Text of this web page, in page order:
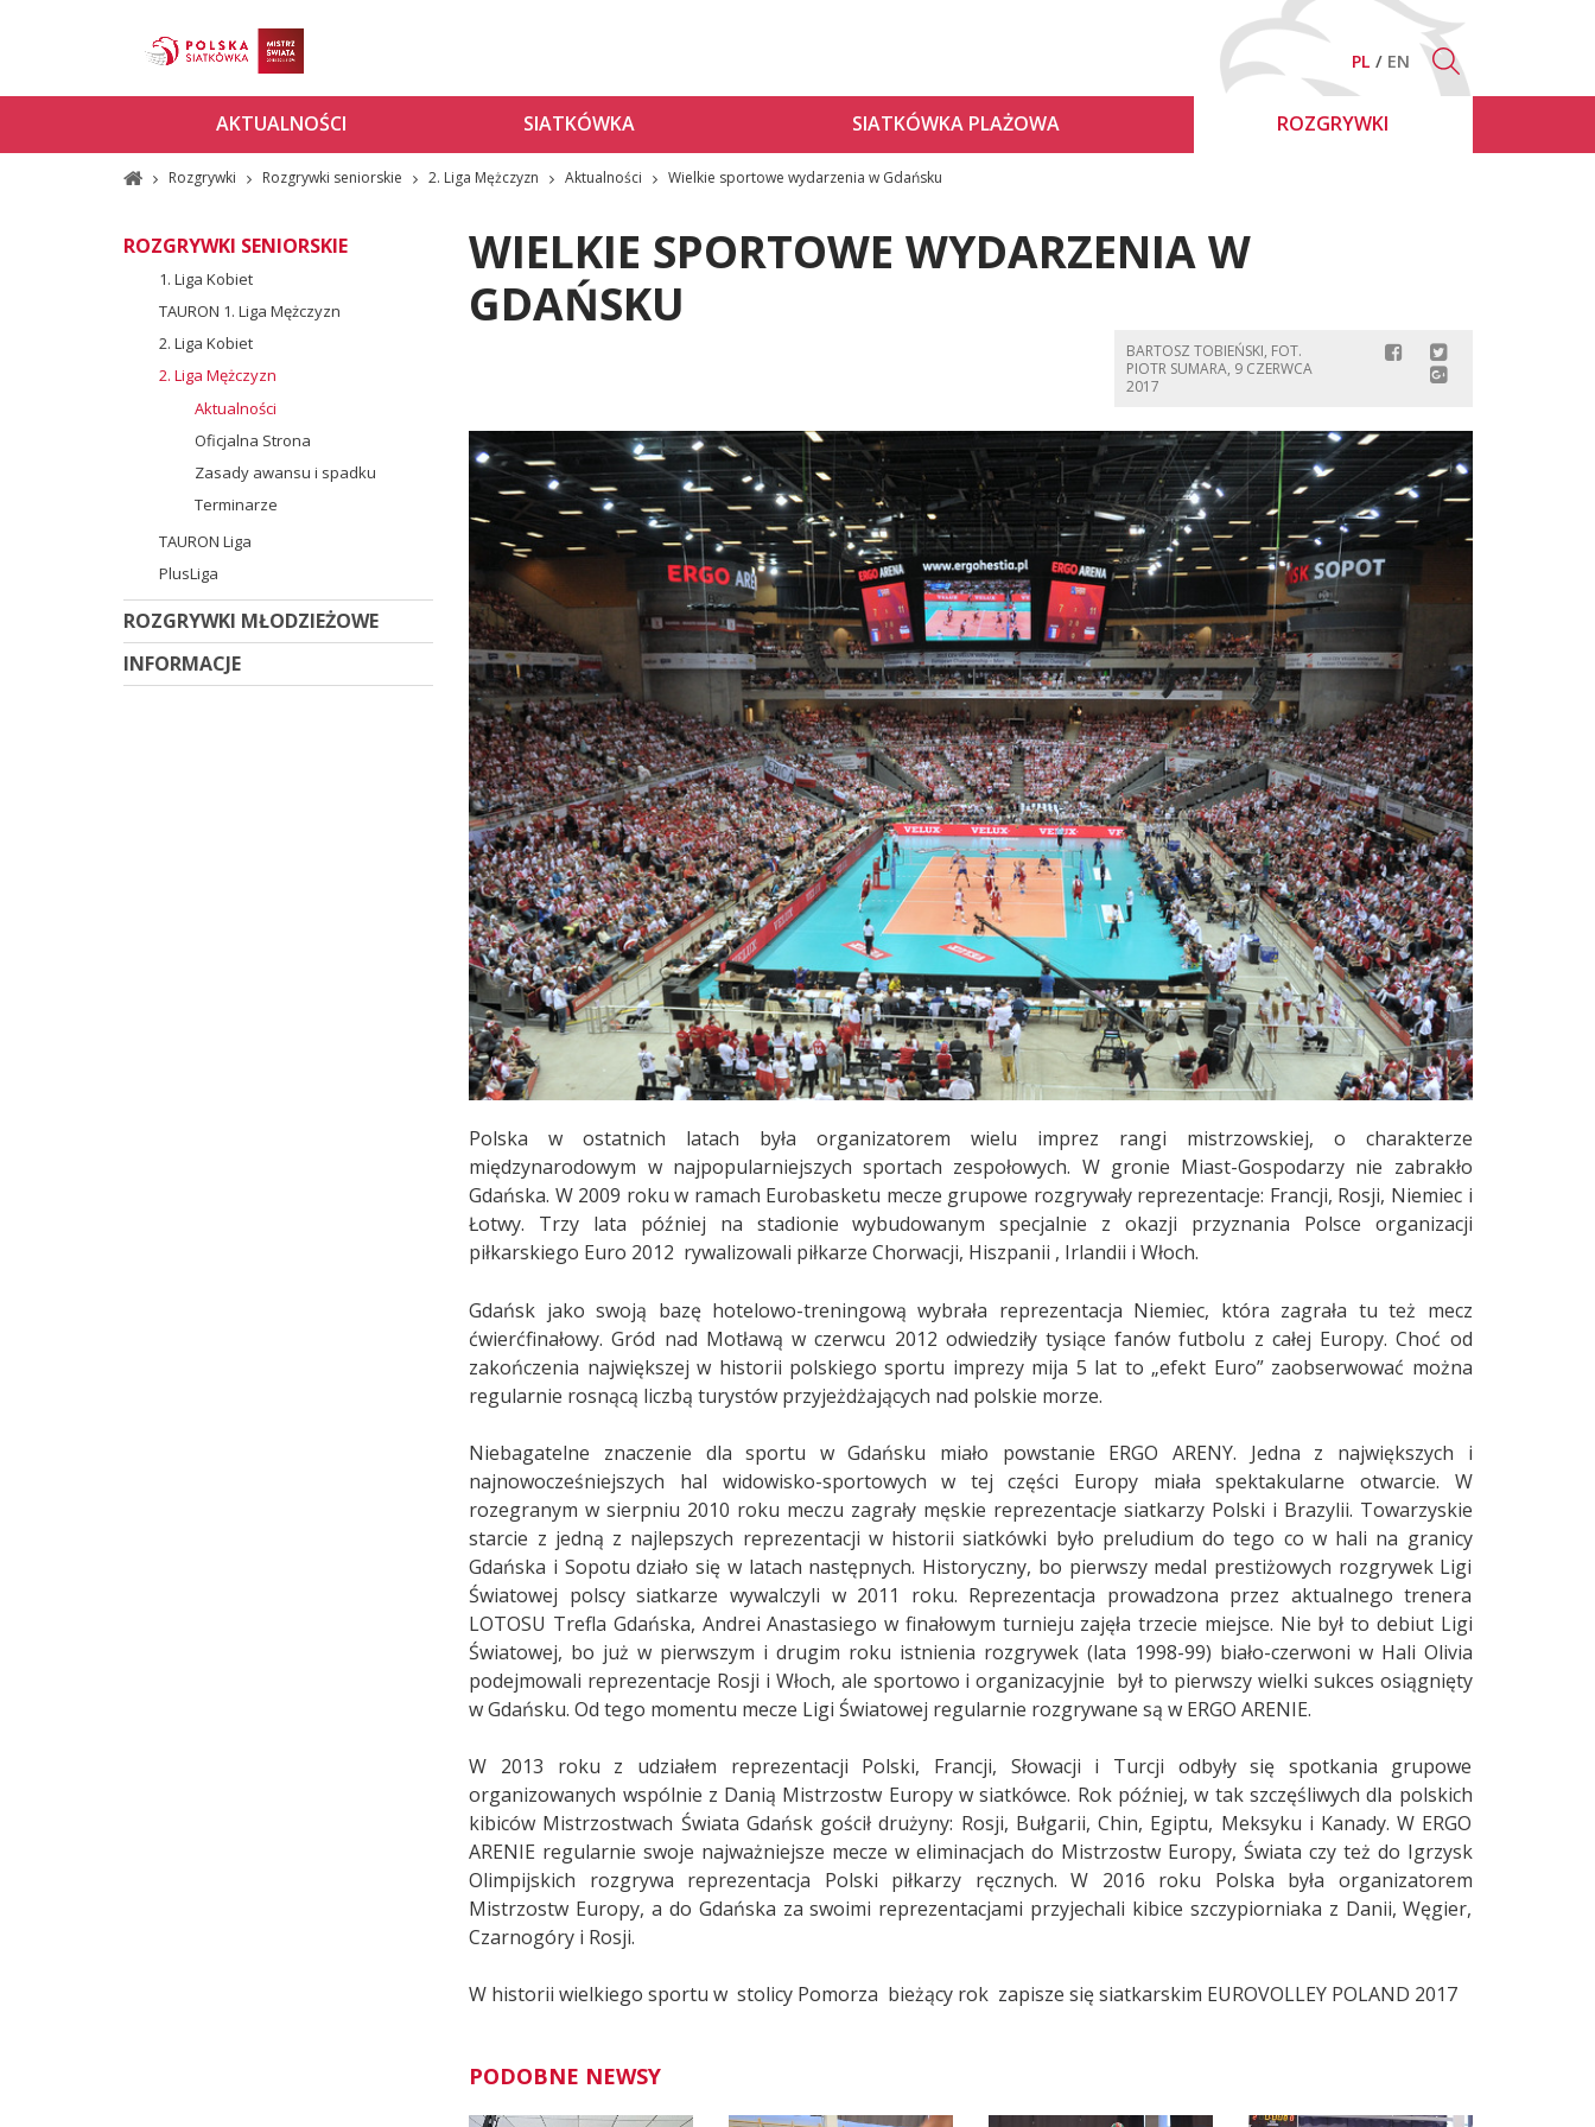
PL EN
AKTUALNOŚCI SIATKÓWKA SIATKÓWKA PLAŻOWA ROZGRYWKI
Rozgrywki Rozgrywki seniorskie 2. Liga Mężczyzn Aktualności Wielkie sportowe wydarzenia w Gdańsku
ROZGRYWKI SENIORSKIE
1. Liga Kobiet
TAURON 1. Liga Mężczyzn
2. Liga Kobiet
2. Liga Mężczyzn
Aktualności
Oficjalna Strona
Zasady awansu i spadku
Terminarze
TAURON Liga
PlusLiga
ROZGRYWKI MŁODZIEŻOWE
INFORMACJE
WIELKIE SPORTOWE WYDARZENIA W
GDAŃSKU
BARTOSZ TOBIEŃSKI, FOT.
PIOTR SUMARA, 9 CZERWCA
2017
Polska w ostatnich latach była organizatorem wielu imprez rangi mistrzowskiej, o charakterze
międzynarodowym w najpopularniejszych sportach zespołowych. W gronie Miast-Gospodarzy nie zabrakło
Gdańska. W 2009 roku w ramach Eurobasketu mecze grupowe rozgrywały reprezentacje: Francji, Rosji, Niemiec i
Łotwy. Trzy lata później na stadionie wybudowanym specjalnie z okazji przyznania Polsce organizacji
piłkarskiego Euro 2012 rywalizowali piłkarze Chorwacji, Hiszpanii , Irlandii i Włoch.
Gdańsk jako swoją bazę hotelowo-treningową wybrała reprezentacja Niemiec, która zagrała tu też mecz
ćwierćfinałowy. Gród nad Motławą w czerwcu 2012 odwiedziły tysiące fanów futbolu z całej Europy. Choć od
zakończenia największej w historii polskiego sportu imprezy mija 5 lat to „efekt Euro” zaobserwować można
regularnie rosnącą liczbą turystów przyjeżdżających nad polskie morze.
Niebagatelne znaczenie dla sportu w Gdańsku miało powstanie ERGO ARENY. Jedna z największych i
najnowocześniejszych hal widowisko-sportowych w tej części Europy miała spektakularne otwarcie. W
rozegranym w sierpniu 2010 roku meczu zagrały męskie reprezentacje siatkarzy Polski i Brazylii. Towarzyskie
starcie z jedną z najlepszych reprezentacji w historii siatkówki było preludium do tego co w hali na granicy
Gdańska i Sopotu działo się w latach następnych. Historyczny, bo pierwszy medal prestiżowych rozgrywek Ligi
Światowej polscy siatkarze wywalczyli w 2011 roku. Reprezentacja prowadzona przez aktualnego trenera
LOTOSU Trefla Gdańska, Andrei Anastasiego w finałowym turnieju zajęła trzecie miejsce. Nie był to debiut Ligi
Światowej, bo już w pierwszym i drugim roku istnienia rozgrywek (lata 1998-99) biało-czerwoni w Hali Olivia
podejmowali reprezentacje Rosji i Włoch, ale sportowo i organizacyjnie był to pierwszy wielki sukces osiągnięty
w Gdańsku. Od tego momentu mecze Ligi Światowej regularnie rozgrywane są w ERGO ARENIE.
W 2013 roku z udziałem reprezentacji Polski, Francji, Słowacji i Turcji odbyły się spotkania grupowe
organizowanych wspólnie z Danią Mistrzostw Europy w siatkówce. Rok później, w tak szczęśliwych dla polskich
kibiców Mistrzostwach Świata Gdańsk gościł drużyny: Rosji, Bułgarii, Chin, Egiptu, Meksyku i Kanady. W ERGO
ARENIE regularnie swoje najważniejsze mecze w eliminacjach do Mistrzostw Europy, Świata czy też do Igrzysk
Olimpijskich rozgrywa reprezentacja Polski piłkarzy ręcznych. W 2016 roku Polska była organizatorem
Mistrzostw Europy, a do Gdańska za swoimi reprezentacjami przyjechali kibice szczypiorniaka z Danii, Węgier,
Czarnogóry i Rosji.
W historii wielkiego sportu w stolicy Pomorza bieżący rok zapisze się siatkarskim EUROVOLLEY POLAND 2017
PODOBNE NEWSY